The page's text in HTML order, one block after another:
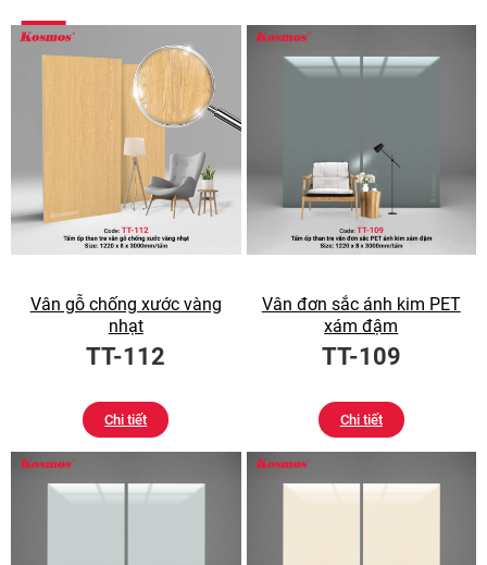
Vân gỗ chống xước vàng
nhạt
TT-112
Chi tiết
Vân đơn sắc ánh kim PET
xám đậm
TT-109
Chi tiết